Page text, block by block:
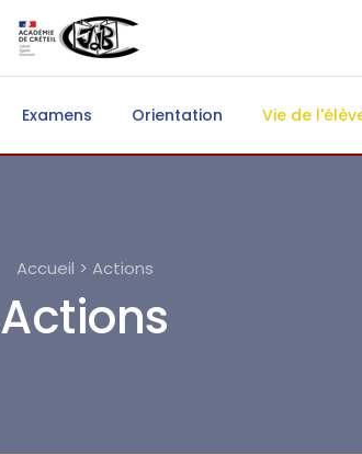
Examens Orientation Vie de
Accueil > Actions
Actions